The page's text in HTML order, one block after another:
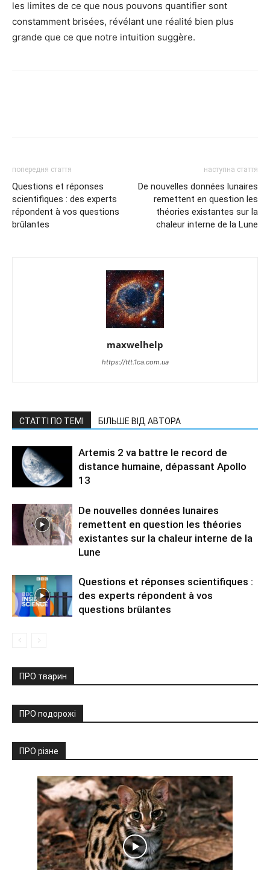
les limites de ce que nous pouvons quantifier sont
constamment brisées, révélant une réalité bien plus
grande que ce que notre intuition suggère.
попередня стаття
Questions et réponses
scientifiques : des experts
répondent à vos questions
brûlantes
наступна стаття
De nouvelles données lunaires
remettent en question les
théories existantes sur la
chaleur interne de la Lune
maxwelhelp
https://ttt.1ca.com.ua
СТАТТІ ПО ТЕМІ БІЛЬШЕ ВІД АВТОРА
Artemis 2 va battre le record de
distance humaine, dépassant Apollo
13
De nouvelles données lunaires
remettent en question les théories
existantes sur la chaleur interne de la
Lune
Questions et réponses scientifiques :
des experts répondent à vos
questions brûlantes
ПРО тварин
ПРО подорожі
ПРО різне